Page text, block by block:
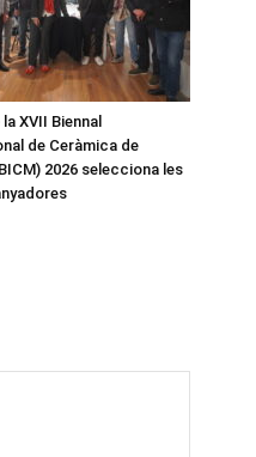
XVII Biennal
de Ceràmica de
2026 selecciona les